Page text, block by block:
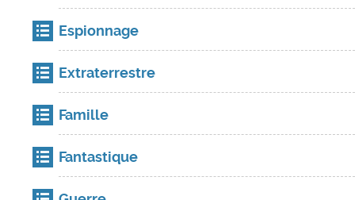
Espionnage
Extraterrestre
Famille
Fantastique